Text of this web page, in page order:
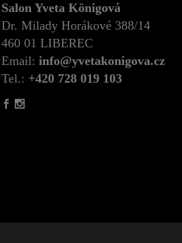
Salon Yveta Königová
Dr. Milady Horákové 388/14
460 01 LIBEREC
Email: info@yvetakonigova.cz
Tel.: +420 728 019 103